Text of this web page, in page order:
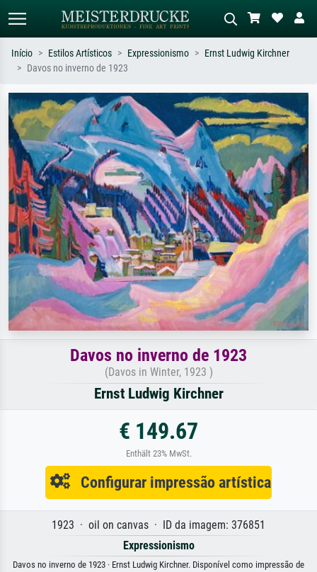
Pesquise por artista, título ou estilo –
ex: Monet, Noite Estrelada,
impressionismo, onda de Hokusai, nu.
Descreva a cena – ex: prado verde,
abstrato com muito vermelho, pintura
a óleo escura, nu em pé ao lado de
uma árvore.
Início Estilos Artísticos Expressionismo
Ernst Ludwig Kirchner
Davos no inverno de 1923
Davos no inverno de 1923
(Davos in Winter, 1923 )
Ernst Ludwig Kirchner
€ 149.67
Enthält 23% MwSt.
Configurar impressão artística
1923 · oil on canvas · ID da imagem: 376851
Expressionismo
Davos no inverno de 1923 · Ernst Ludwig Kirchner. Disponível como impressão de